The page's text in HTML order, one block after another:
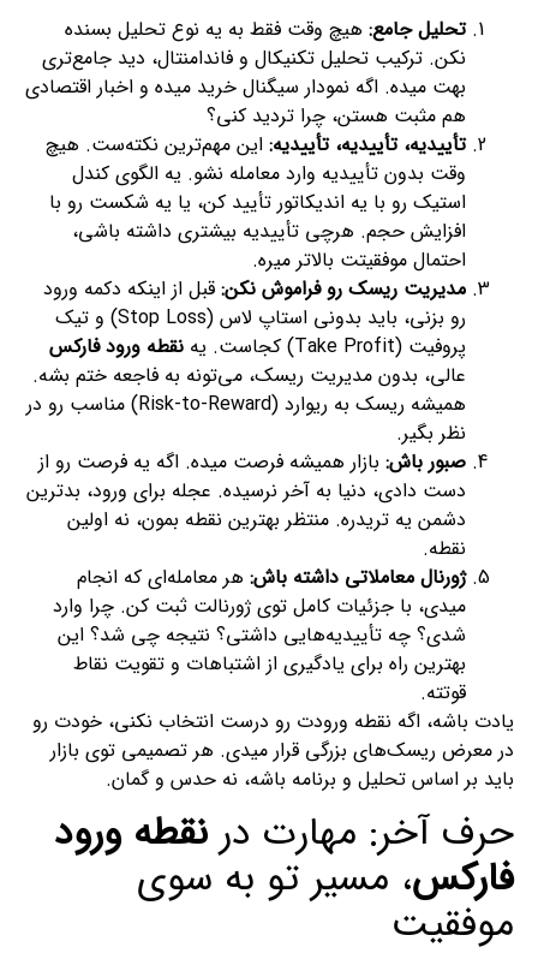
تحلیل جامع: هیچ وقت فقط به یه نوع تحلیل بسنده
نکن. ترکیب تحلیل تکنیکال و فاندامنتال، دید جامع‌تری
بهت میده. اگه نمودار سیگنال خرید میده و اخبار اقتصادی
هم مثبت هستن، چرا تردید کنی؟
تأییدیه، تأییدیه، تأییدیه: این مهم‌ترین نکته‌ست. هیچ
وقت بدون تأییدیه وارد معامله نشو. یه الگوی کندل
استیک رو با یه اندیکاتور تأیید کن، یا یه شکست رو با
افزایش حجم. هرچی تأییدیه بیشتری داشته باشی،
احتمال موفقیتت بالاتر میره.
مدیریت ریسک رو فراموش نکن: قبل از اینکه دکمه ورود
رو بزنی، باید بدونی استاپ لاس (Stop Loss) و تیک
پروفیت (Take Profit) کجاست. یه
نقطه ورود فارکس
عالی، بدون مدیریت ریسک، می‌تونه به فاجعه ختم بشه.
همیشه ریسک به ریوارد (Risk-to-Reward) مناسب رو در
نظر بگیر.
صبور باش: بازار همیشه فرصت میده. اگه یه فرصت رو از
دست دادی، دنیا به آخر نرسیده. عجله برای ورود، بدترین
دشمن یه تریدره. منتظر بهترین نقطه بمون، نه اولین
نقطه.
ژورنال معاملاتی داشته باش: هر معامله‌ای که انجام
میدی، با جزئیات کامل توی ژورنالت ثبت کن. چرا وارد
شدی؟ چه تأییدیه‌هایی داشتی؟ نتیجه چی شد؟ این
بهترین راه برای یادگیری از اشتباهات و تقویت نقاط
قوتته.
یادت باشه، اگه نقطه ورودت رو درست انتخاب نکنی، خودت رو
در معرض ریسک‌های بزرگی قرار میدی. هر تصمیمی توی بازار
باید بر اساس تحلیل و برنامه باشه، نه حدس و گمان.
حرف آخر: مهارت درنقطه ورود
فارکس، مسیر تو به سوی
موفقیت